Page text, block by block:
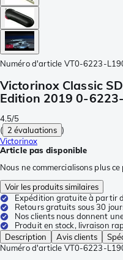
Numéro d'article VT0-6223-
Victorinox Classic
Edition 2019 0-
4.5/5
( 2 évaluations )
Victorinox
Article pas disponible
Nous ne commercialisons plus
Voir les produits similaires
Expédition gratuite à partir
Retours gratuits sous 30
Nos clients nous donnent
Produit en stock, livraison
Description
Avis clients
Numéro d'article VT0-6223-